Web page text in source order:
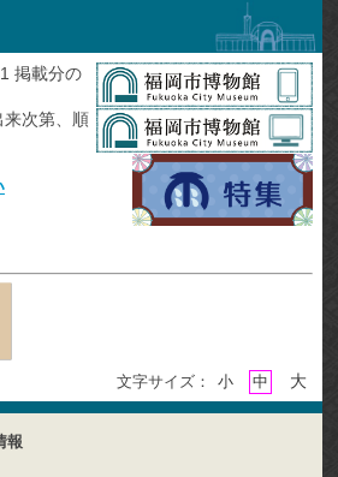
掲載分の
来次第、順
文字サイズ： 小 中 大
報